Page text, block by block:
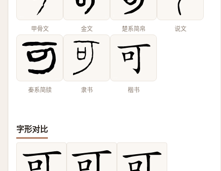
甲骨文 金文 楚系简帛 说文
秦系简牍 隶书 楷书
字形对比